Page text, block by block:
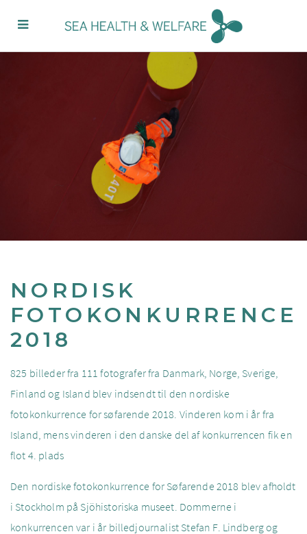
NORDISK
FOTOKONKURRENCE
2018
825 billeder fra 111 fotografer fra Danmark, Norge, Sverige,
Finland og Island blev indsendt til den nordiske
fotokonkurrence for søfarende 2018. Vinderen kom i år fra
Island, mens vinderen i den danske del af konkurrencen fik en
flot 4. plads
Den nordiske fotokonkurrence for Søfarende 2018 blev afholdt
i Stockholm på Sjöhistoriska museet. Dommerne i
konkurrencen var i år billedjournalist Stefan F. Lindberg og